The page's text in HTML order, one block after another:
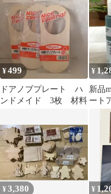
¥499
ドアノブプレート ハ
ンドメイド 3枚 材料
¥
新品
ート
ンタ
トア
¥3,380 ¥